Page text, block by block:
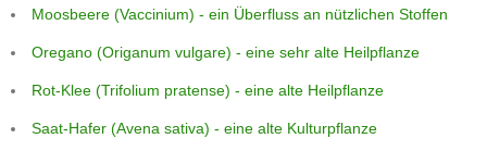
Moosbeere (Vaccinium) - ein Überfluss an nützlichen Stoffen
Oregano (Origanum vulgare) - eine sehr alte Heilpflanze
Rot-Klee (Trifolium pratense) - eine alte Heilpflanze
Saat-Hafer (Avena sativa) - eine alte Kulturpflanze